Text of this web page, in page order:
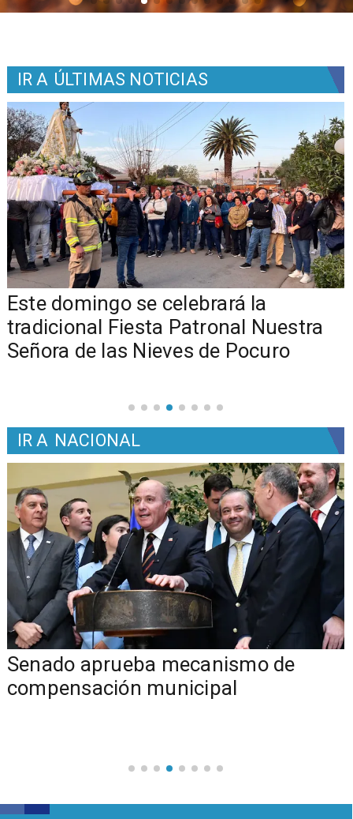
IR A ÚLTIMAS NOTICIAS
Este domingo se celebrará la
tradicional Fiesta Patronal Nuestra
Señora de las Nieves de Pocuro
IR A NACIONAL
Senado aprueba mecanismo de
compensación municipal